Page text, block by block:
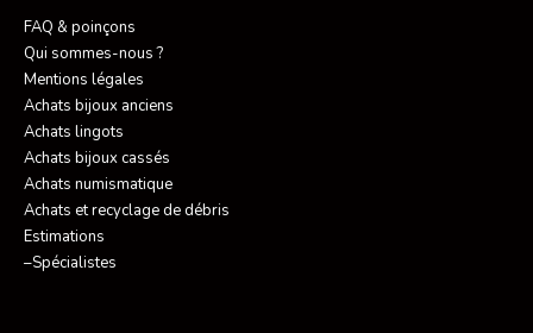
FAQ & poinçons
Qui sommes-nous ?
Mentions légales
Achats bijoux anciens
Achats lingots
Achats bijoux cassés
Achats numismatique
Achats et recyclage de débris
Estimations
–Spécialistes